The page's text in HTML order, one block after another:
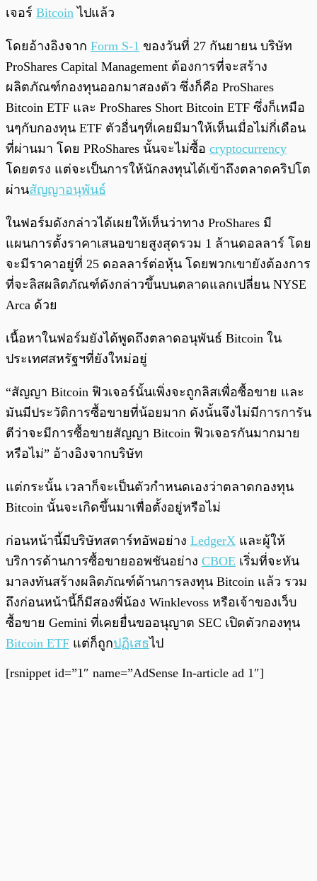
เจอร์ Bitcoin ไปแล้ว
โดยอ้างอิงจาก Form S-1 ของวันที่ 27 กันยายน บริษัท
ProShares Capital Management ต้องการที่จะสร้าง
ผลิตภัณฑ์กองทุนออกมาสองตัว ซึ่งก็คือ ProShares
Bitcoin ETF และ ProShares Short Bitcoin ETF ซึ่งก็เหมือ
นๆกับกองทุน ETF ตัวอื่นๆที่เคยมีมาให้เห็นเมื่อไม่กี่เดือน
ที่ผ่านมา โดย PRoShares นั้นจะไม่ซื้อ cryptocurrency
โดยตรง แต่จะเป็นการให้นักลงทุนได้เข้าถึงตลาดคริปโต
ผ่านสัญญาอนุพันธ์
ในฟอร์มดังกล่าวได้เผยให้เห็นว่าทาง ProShares มี
แผนการตั้งราคาเสนอขายสูงสุดรวม 1 ล้านดอลลาร์ โดย
จะมีราคาอยู่ที่ 25 ดอลลาร์ต่อหุ้น โดยพวกเขายังต้องการ
ที่จะลิสผลิตภัณฑ์ดังกล่าวขึ้นบนตลาดแลกเปลี่ยน NYSE
Arca ด้วย
เนื้อหาในฟอร์มยังได้พูดถึงตลาดอนุพันธ์ Bitcoin ใน
ประเทศสหรัฐฯที่ยังใหม่อยู่
“สัญญา Bitcoin ฟิวเจอร์นั้นเพิ่งจะถูกลิสเพื่อซื้อขาย และ
มันมีประวัติการซื้อขายที่น้อยมาก ดังนั้นจึงไม่มีการการัน
ตีว่าจะมีการซื้อขายสัญญา Bitcoin ฟิวเจอรกันมากมาย
หรือไม่” อ้างอิงจากบริษัท
แต่กระนั้น เวลาก็จะเป็นตัวกำหนดเองว่าตลาดกองทุน
Bitcoin นั้นจะเกิดขึ้นมาเพื่อตั้งอยู่หรือไม่
ก่อนหน้านี้มีบริษัทสตาร์ทอัพอย่าง LedgerX และผู้ให้
บริการด้านการซื้อขายออพชันอย่าง CBOE เริ่มที่จะหัน
มาลงทันสร้างผลิตภัณฑ์ด้านการลงทุน Bitcoin แล้ว รวม
ถึงก่อนหน้านี้ก็มีสองพี่น้อง Winklevoss หรือเจ้าของเว็บ
ซื้อขาย Gemini ที่เคยยื่นขออนุญาต SEC เปิดตัวกองทุน
Bitcoin ETF แต่ก็ถูกปฏิเสธไป
[rsnippet id=”1″ name=”AdSense In-article ad 1″]